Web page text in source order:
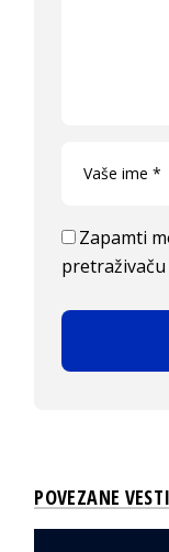
Zapamti
POVEZANE VESTI